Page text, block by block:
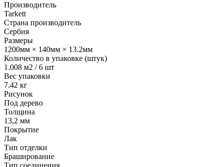
Производитель
Tarkett
Страна производитель
Сербия
Размеры
1200мм × 140мм × 13.2мм
Количество в упаковке (штук)
1.008 м2 / 6 шт
Вес упаковки
7.42 кг
Рисунок
Под дерево
Толщина
13,2 мм
Покрытие
Лак
Тип отделки
Браширование